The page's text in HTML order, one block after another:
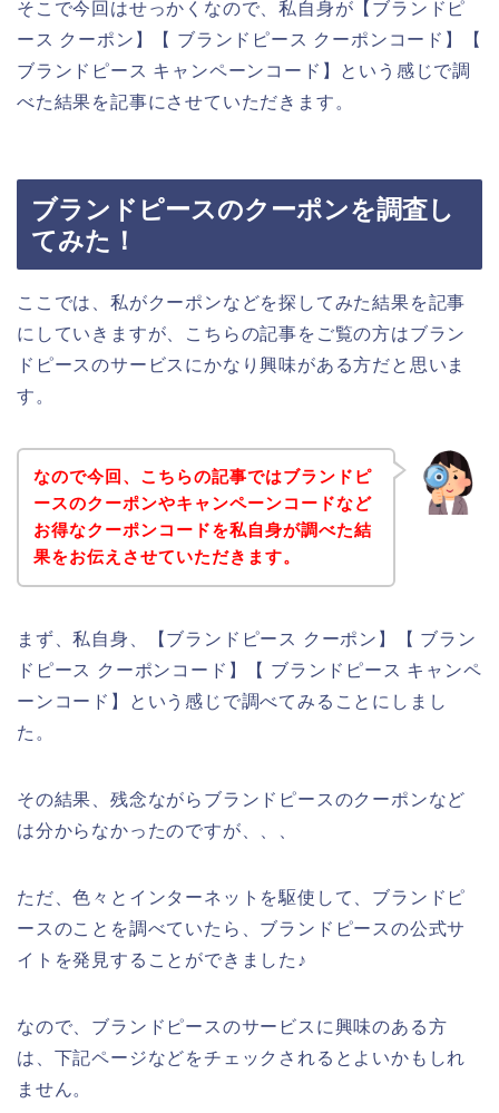
そこで今回はせっかくなので、私自身が【ブランドピ
ース クーポン】【 ブランドピース クーポンコード】【
ブランドピース キャンペーンコード】という感じで調
べた結果を記事にさせていただきます。
ブランドピースのクーポンを調査し
てみた！
ここでは、私がクーポンなどを探してみた結果を記事
にしていきますが、こちらの記事をご覧の方はブラン
ドピースのサービスにかなり興味がある方だと思いま
す。
なので今回、こちらの記事ではブランドピ
ースのクーポンやキャンペーンコードなど
お得なクーポンコードを私自身が調べた結
果をお伝えさせていただきます。
まず、私自身、【ブランドピース クーポン】【 ブラン
ドピース クーポンコード】【 ブランドピース キャンペ
ーンコード】という感じで調べてみることにしまし
た。
その結果、残念ながらブランドピースのクーポンなど
は分からなかったのですが、、、
ただ、色々とインターネットを駆使して、ブランドピ
ースのことを調べていたら、ブランドピースの公式サ
イトを発見することができました♪
なので、ブランドピースのサービスに興味のある方
は、下記ページなどをチェックされるとよいかもしれ
ません。